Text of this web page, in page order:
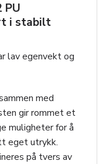
PU
i stabilt
lav egenvekt og
med
gir rommet et
muligheter for å
eget utrykk.
på tvers av